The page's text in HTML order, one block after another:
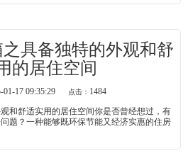
具备独特的外观和舒
的居住空间
01-17 09:35:29 点击： 1484
和舒适实用的居住空间你是否曾经想过，有
题？一种能够既环保节能又经济实惠的住房